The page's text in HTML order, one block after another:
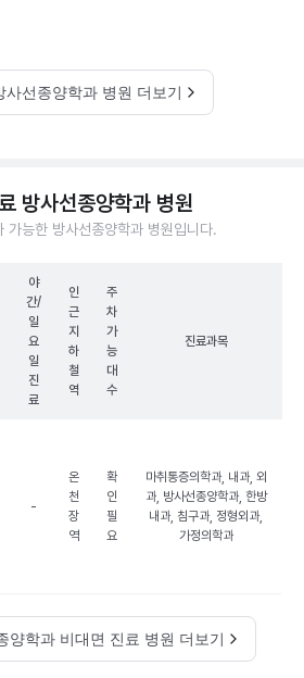
사선종양학과 병원 더보기
방사선종양학과 병원
가능한 방사선종양학과 병원입니다.
야
간/
일
요
일
진
료
인
근
지
하
철
역
주
차
가
능
대
수
진료과목
-
온
천
장
역
확
인
필
요
마취통증의학과, 내과, 외
과, 방사선종양학과, 한방
내과, 침구과, 정형외과,
가정의학과
양학과 비대면 진료 병원 더보기